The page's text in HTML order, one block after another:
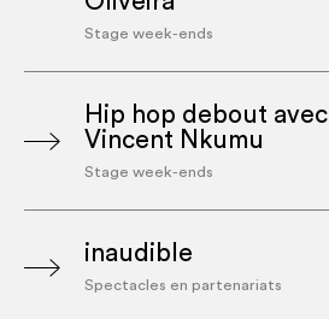
Stage week-ends
Hip hop debout avec
Vincent Nkumu
Stage week-ends
inaudible
Spectacles en partenariats